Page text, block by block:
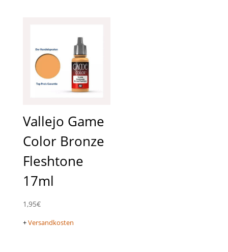
Vallejo Game
Color Bronze
Fleshtone
17ml
1,95€
+Versandkosten